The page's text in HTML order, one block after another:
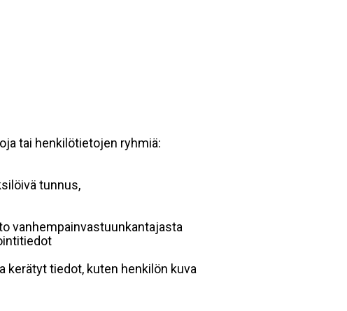
tai henkilötietojen ryhmiä:
tunnus,
vanhempainvastuunkantajasta
kerätyt tiedot, kuten henkilön kuva